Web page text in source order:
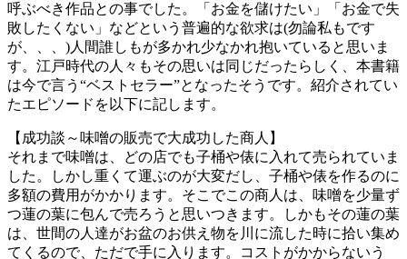
呼ぶべき作品との事でした。「お金を儲けたい」「お金で失
敗したくない」などという普遍的な欲求は(勿論私もです
が、、、)人間誰しもが多かれ少なかれ抱いていると思いま
す。江戸時代の人々もその思いは同じだったらしく、本書籍
は今で言う“ベストセラー”となったそうです。紹介されてい
たエピソードを以下に記します。
【成功談～味噌の販売で大成功した商人】
それまで味噌は、どの店でも子桶や俵に入れて売られていま
した。しかし重くて運ぶのが大変だし、子桶や俵を作るのに
多額の費用がかかります。そこでこの商人は、味噌を少量ず
つ蓮の葉に包んで売ろうと思いつきます。しかもその蓮の葉
は、世間の人達がお盆のお供え物を川に流した時に拾い集め
てくるので、ただで手に入ります。コストがかからないう